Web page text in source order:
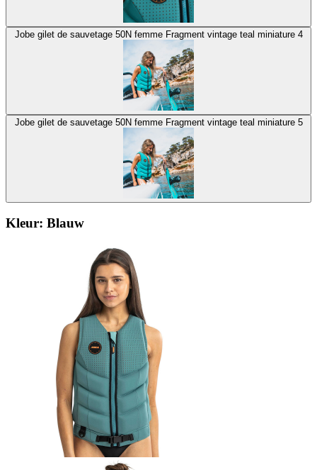
Jobe gilet de sauvetage 50N femme Fragment vintage teal miniature 4
Jobe gilet de sauvetage 50N femme Fragment vintage teal miniature 5
Kleur: Blauw